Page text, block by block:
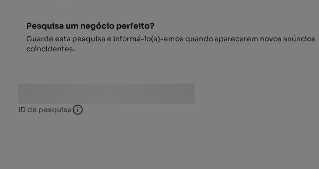
Pesquisa um negócio perfeito?
Guarde esta pesquisa e informá-lo(a)-emos quando aparecerem novos anúncios
coincidentes.
ID de pesquisa ID de pesquisa